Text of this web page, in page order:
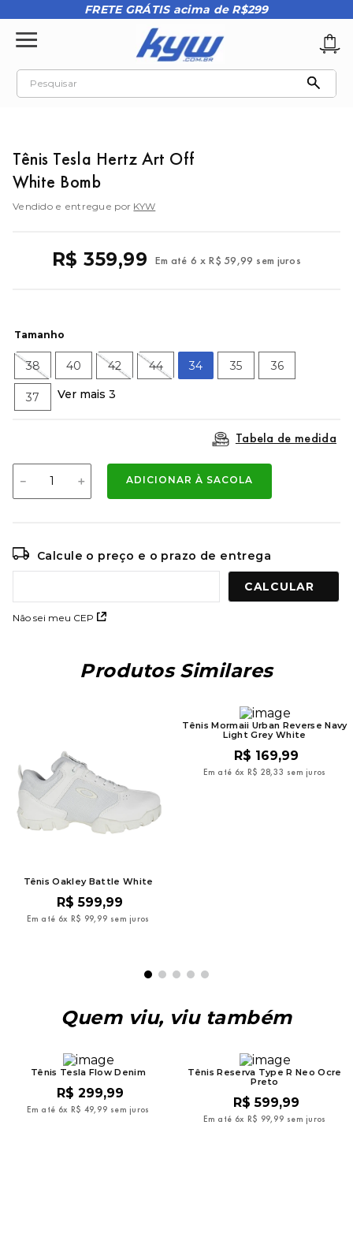
FRETE GRÁTIS acima de R$299
Pesquisar
Tênis Tesla Hertz Art Off
White Bomb
Vendido e entregue por KYW
R$ 359,99 Em até 6 x R$ 59,99 sem juros
Tamanho
38 40 42 44 34 35 36
37 Ver mais 3
Tabela de medida
＋
－ ADICIONAR À SACOLA
Calcule o preço e o prazo de entrega
Não sei meu CEP
Produtos Similares
Tênis Oakley Battle White
R$ 599,99
Em até 6x R$ 99, 99 sem juros
Tênis Mormaii Urban Reverse Navy
Light Grey White
R$ 169,99
Em até 6x R$ 28,33 sem juros
Quem viu, viu também
Tênis Tesla Flow Denim
R$ 299,99
Em até 6x R$ 49, 99 sem juros
Tênis Reserva Type R Neo Ocre
Preto
R$ 599,99
Em até 6x R$ 99, 99 sem juros
2º oakley
boné
8º tenis
9º mochila oakley
10º bermuda